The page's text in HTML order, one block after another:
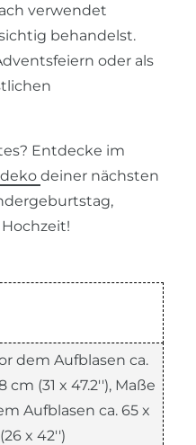
verwendet
behandelst.
oder als
Entdecke im
deiner nächsten
dem Aufblasen ca.
cm (31 x 47.2''), Maße
Aufblasen ca. 65 x
x 42'')